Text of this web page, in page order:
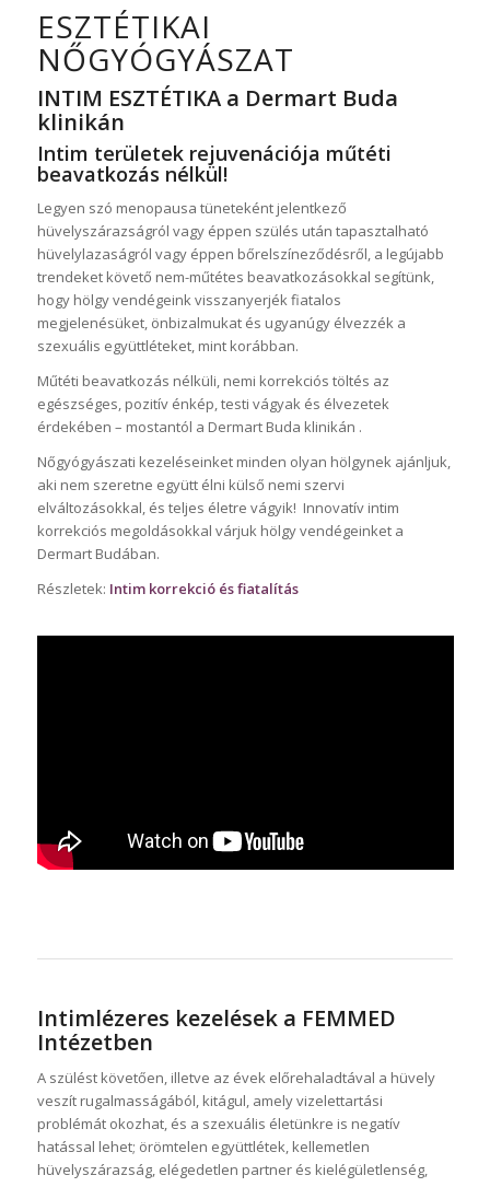
ESZTÉTIKAI
NŐGYÓGYÁSZAT
INTIM ESZTÉTIKA a Dermart Buda
klinikán
Intim területek rejuvenációja műtéti
beavatkozás nélkül!
Legyen szó menopausa tüneteként jelentkező
hüvelyszárazságról vagy éppen szülés után tapasztalható
hüvelylazaságról vagy éppen bőrelszíneződésről, a legújabb
trendeket követő nem-műtétes beavatkozásokkal segítünk,
hogy hölgy vendégeink visszanyerjék fiatalos
megjelenésüket, önbizalmukat és ugyanúgy élvezzék a
szexuális együttléteket, mint korábban.
Műtéti beavatkozás nélküli, nemi korrekciós töltés az
egészséges, pozitív énkép, testi vágyak és élvezetek
érdekében – mostantól a Dermart Buda klinikán .
Nőgyógyászati kezeléseinket minden olyan hölgynek ajánljuk,
aki nem szeretne együtt élni külső nemi szervi
elváltozásokkal, és teljes életre vágyik! Innovatív intim
korrekciós megoldásokkal várjuk hölgy vendégeinket a
Dermart Budában.
Részletek: Intim korrekció és fiatalítás
Intimlézeres kezelések a FEMMED
Intézetben
A szülést követően, illetve az évek előrehaladtával a hüvely
veszít rugalmasságából, kitágul, amely vizelettartási
problémát okozhat, és a szexuális életünkre is negatív
hatással lehet; örömtelen együttlétek, kellemetlen
hüvelyszárazság, elégedetlen partner és kielégületlenség,